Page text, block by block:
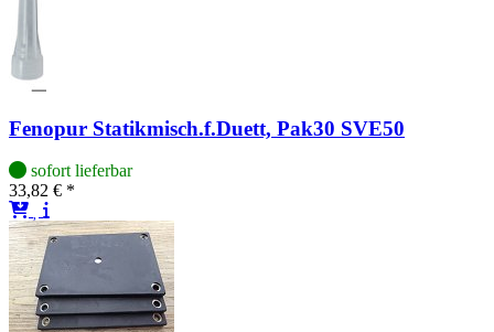
Fenopur Statikmisch.f.Duett, Pak30 SVE50
sofort lieferbar
33,82 € *